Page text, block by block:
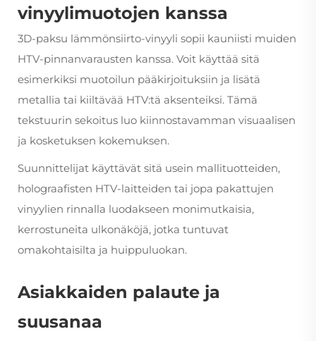
vinyylimuotojen kanssa
3D-paksu lämmönsiirto-vinyyli sopii kauniisti muiden
HTV-pinnanvarausten kanssa. Voit käyttää sitä
esimerkiksi muotoilun pääkirjoituksiin ja lisätä
metallia tai kiiltävää HTV:tä aksenteiksi. Tämä
tekstuurin sekoitus luo kiinnostavamman visuaalisen
ja kosketuksen kokemuksen.
Suunnittelijat käyttävät sitä usein mallituotteiden,
holograafisten HTV-laitteiden tai jopa pakattujen
vinyylien rinnalla luodakseen monimutkaisia,
kerrostuneita ulkonäköjä, jotka tuntuvat
omakohtaisilta ja huippuluokan.
Asiakkaiden palaute ja
suusanaa